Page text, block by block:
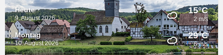
Heute
9. August 2026
15°C
2 m/s
Montag
10. August 2026
29°C
6 m/s